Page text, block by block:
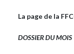
La page de la
DOSSIER DU MOIS